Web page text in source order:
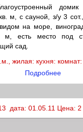
домик
м, с сауной, з/у 3
на море,
есть место под
сад.
жилая: кухня:
Подробнее
дата: 01.05.11 Цена: 2